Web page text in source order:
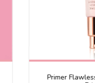
Primer